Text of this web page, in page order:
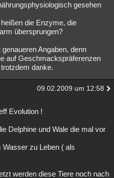
gesehen
die Enzyme, die
übersprungen?
Angaben, denn
auf Geschmackspräferenzen
danke.
09.02.2009 um 12:58
Evolution !
Delphine und Wale die mal vor
zu Leben ( als
werden diese Tiere noch nach